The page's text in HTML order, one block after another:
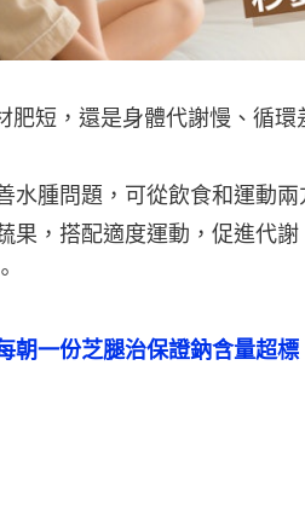
肥短，還是身體代謝慢、循環
水腫問題，可從飲食和運動
果，搭配適度運動，促進代
朝一份芝腿治保證鈉含量超